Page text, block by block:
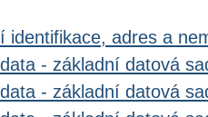
identifikace, adres a
- základní datová
- základní datová